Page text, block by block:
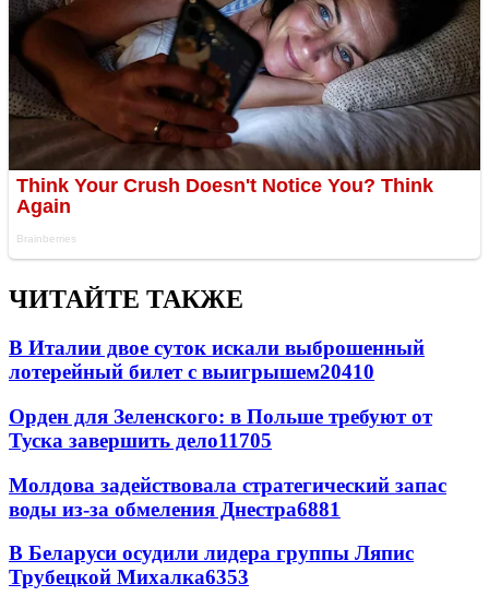
ЧИТАЙТЕ ТАКЖЕ
В Италии двое суток искали выброшенный
лотерейный билет с выигрышем20410
Орден для Зеленского: в Польше требуют от
Туска завершить дело11705
Молдова задействовала стратегический запас
воды из-за обмеления Днестра6881
В Беларуси осудили лидера группы Ляпис
Трубецкой Михалка6353